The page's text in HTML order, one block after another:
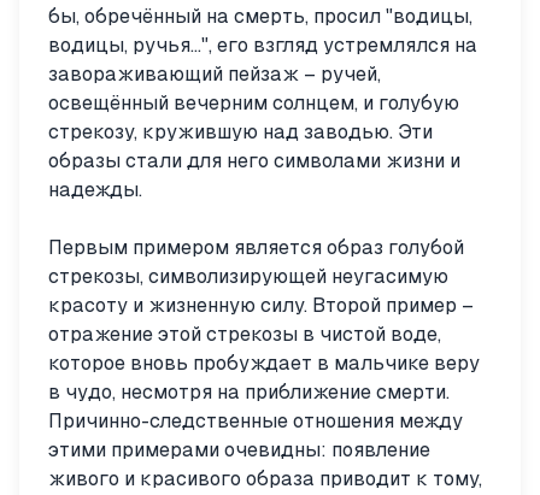
бы, обречённый на смерть, просил "водицы,
водицы, ручья…", его взгляд устремлялся на
завораживающий пейзаж – ручей,
освещённый вечерним солнцем, и голубую
стрекозу, кружившую над заводью. Эти
образы стали для него символами жизни и
надежды.
Первым примером является образ голубой
стрекозы, символизирующей неугасимую
красоту и жизненную силу. Второй пример –
отражение этой стрекозы в чистой воде,
которое вновь пробуждает в мальчике веру
в чудо, несмотря на приближение смерти.
Причинно-следственные отношения между
этими примерами очевидны: появление
живого и красивого образа приводит к тому,